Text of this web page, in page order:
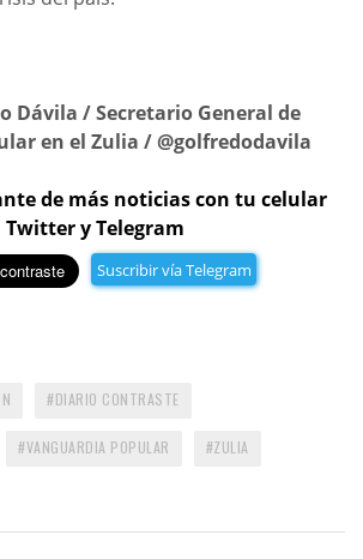
Dávila / Secretario General de
en el Zulia / @golfredodavila
de más noticias con tu celular
y Telegram
Suscribir vía Telegram
DIARIO CONTRASTE
VANGUARDIA POPULAR ZULIA